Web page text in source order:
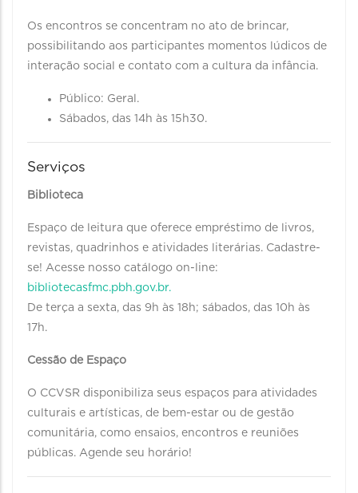
Os encontros se concentram no ato de brincar,
possibilitando aos participantes momentos lúdicos de
interação social e contato com a cultura da infância.
Público: Geral.
Sábados, das 14h às 15h30.
Serviços
Biblioteca
Espaço de leitura que oferece empréstimo de livros,
revistas, quadrinhos e atividades literárias. Cadastre-
se! Acesse nosso catálogo on-line:
bibliotecasfmc.pbh.gov.br.
De terça a sexta, das 9h às 18h; sábados, das 10h às
17h.
Cessão de Espaço
O CCVSR disponibiliza seus espaços para atividades
culturais e artísticas, de bem-estar ou de gestão
comunitária, como ensaios, encontros e reuniões
públicas. Agende seu horário!